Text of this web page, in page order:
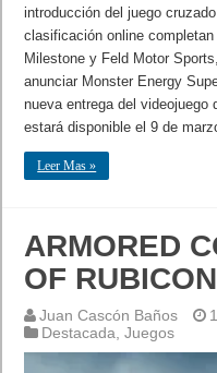
introducción del juego
clasificación online
Milestone y Feld Motor
anunciar Monster Energy
nueva entrega del
estará disponible el 9 de
Leer Mas »
ARMORED
OF RUBICON
Juan Cascón Baños
Destacada,Juegos